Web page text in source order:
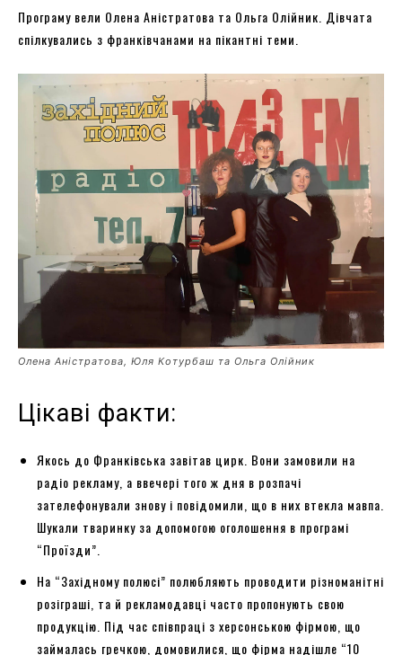
Програму вели Олена Аністратова та Ольга Олійник. Дівчата
спілкувались з франківчанами на пікантні теми.
Олена Аністратова, Юля Котурбаш та Ольга Олійник
Цікаві факти:
Якось до Франківська завітав цирк. Вони замовили на
радіо рекламу, а ввечері того ж дня в розпачі
зателефонували знову і повідомили, що в них втекла мавпа.
Шукали тваринку за допомогою оголошення в програмі
“Проїзди”.
На “Західному полюсі” полюбляють проводити різноманітні
розіграші, та й рекламодавці часто пропонують свою
продукцію. Під час співпраці з херсонською фірмою, що
займалась гречкою, домовилися, що фірма надішле “10